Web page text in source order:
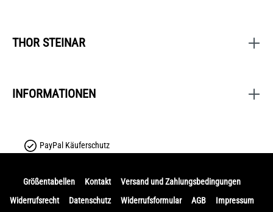
THOR STEINAR
INFORMATIONEN
PayPal Käuferschutz
Größentabellen Kontakt
Versand und Zahlungsbedingungen
Widerrufsrecht
Datenschutz Widerrufsformular AGB Impressum